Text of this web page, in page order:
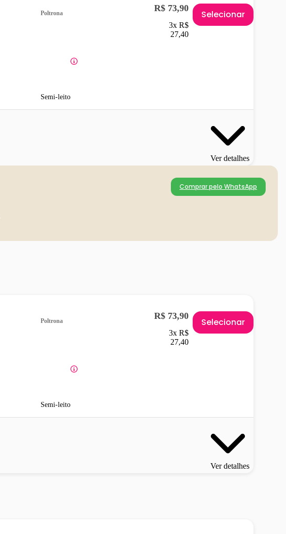
Poltrona
Semi-leito
R$ 73,90
3x R$
27,40
Selecionar
Ver detalhes
Comprar pelo WhatsApp
Poltrona
Semi-leito
R$ 73,90
3x R$
27,40
Selecionar
Ver detalhes